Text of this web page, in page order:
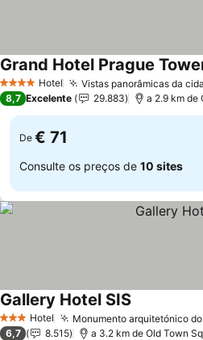
4 EstrelasHotel Vistas panorâmicas da
Grand Hotel Prague
8,7 Excelente 29.883 a 2.9 km de
De € 71
Consulte os preços de 10 sites
3 EstrelasHotel Monumento arquitetónico
Gallery Hotel SIS
6,7 8.515 a 3.2 km de Old Town